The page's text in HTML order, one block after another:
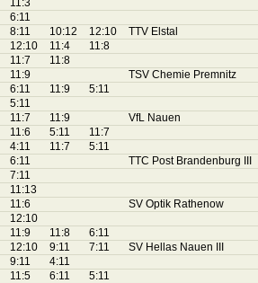
11:3
6:11
8:11 10:12 12:10 TTV Elstal
12:10 11:4
11:8
11:7
11:8
11:9 TSV Chemie Premnitz
6:11 11:9
5:11
5:11
11:7 11:9 VfL Nauen
11:6 5:11
11:7
4:11 11:7
5:11
6:11 TTC Post Brandenburg III
7:11
11:13
11:6 SV Optik Rathenow
12:10
11:9 11:8
6:11
12:10 9:11 7:11 SV Hellas Nauen III
9:11
4:11
11:5 6:11
5:11